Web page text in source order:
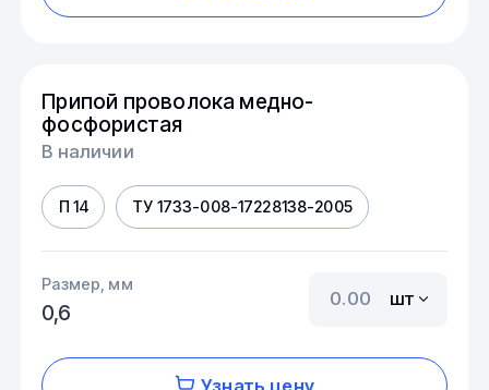
Припой проволока медно-
фосфористая
В наличии
П 14 ТУ 1733-008-17228138-2005
Размер, мм
0,6
шт
Узнать цену